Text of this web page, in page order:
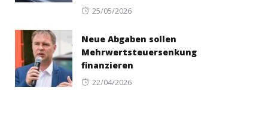
Posted
25/05/2026
Neue Abgaben sollen
Mehrwertsteuersenkung
finanzieren
Posted
22/04/2026